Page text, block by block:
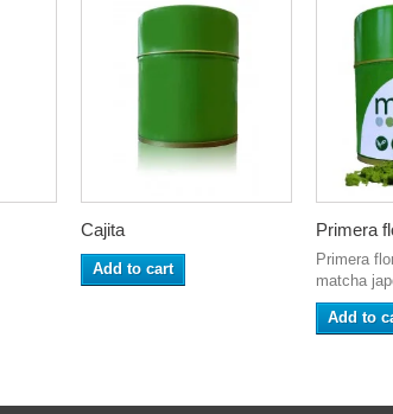
Cajita
Add to cart
Primera
Primera
matcha
Add to